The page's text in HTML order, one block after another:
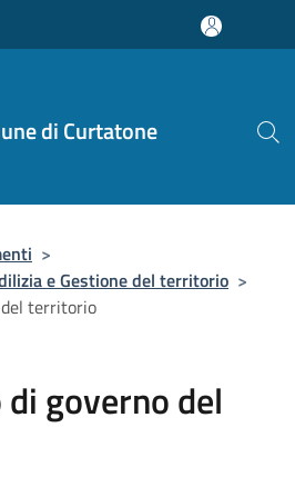
di Curtatone
>
e Gestione del territorio >
del territorio
di governo del